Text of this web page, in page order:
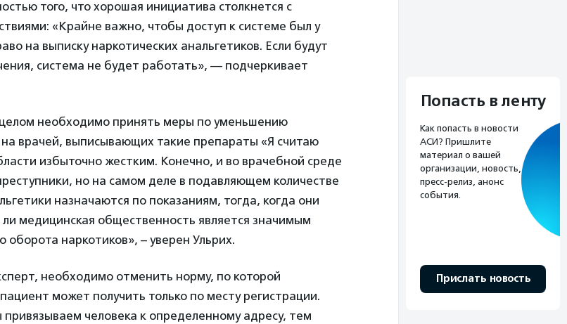
того, что хорошая инициатива столкнется с
«Крайне важно, чтобы доступ к системе был у
на выписку наркотических анальгетиков. Если будут
система не будет работать», — подчеркивает
необходимо принять меры по уменьшению
на врачей, выписывающих такие препараты «Я считаю
избыточно жестким. Конечно, и во врачебной среде
но на самом деле в подавляющем количестве
назначаются по показаниям, тогда, когда они
медицинская общественность является значимым
оборота наркотиков», – уверен Ульрих.
необходимо отменить норму, по которой
может получить только по месту регистрации.
привязываем человека к определенному адресу, тем
Попасть в ленту
Как попасть в новости
АСИ? Пришлите
материал о вашей
организации, новость,
пресс-релиз, анонс
события.
Прислать новость